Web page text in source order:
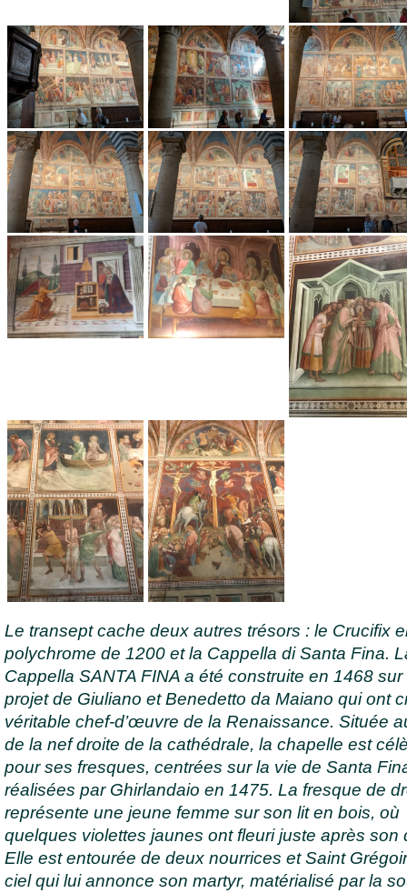
Le transept cache deux autres trésors : le Crucifix
polychrome de 1200 et la Cappella di Santa Fina.
Cappella SANTA FINA a été construite en 1468 sur
projet de Giuliano et Benedetto da Maiano qui ont
véritable chef-d’œuvre de la Renaissance. Située
de la nef droite de la cathédrale, la chapelle est
pour ses fresques, centrées sur la vie de Santa
réalisées par Ghirlandaio en 1475. La fresque de
représente une jeune femme sur son lit en bois, où
quelques violettes jaunes ont fleuri juste après son
Elle est entourée de deux nourrices et Saint
ciel qui lui annonce son martyr, matérialisé par la